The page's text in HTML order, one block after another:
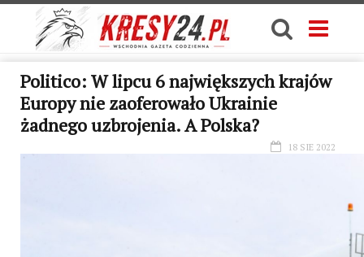
Politico: W lipcu 6 największych krajów
Europy nie zaoferowało Ukrainie
żadnego uzbrojenia. A Polska?
18 SIE 2022